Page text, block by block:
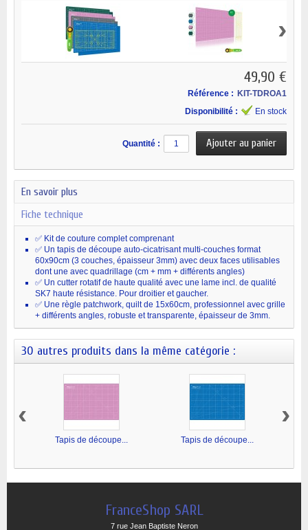
›
49,90 €
Référence : KIT-TDROA1
Disponibilité :
En stock
Quantité :
En savoir plus
Fiche technique
✅ Kit de couture complet comprenant
✅ Un tapis de découpe auto-cicatrisant multi-couches format
60x90cm (3 couches, épaisseur 3mm) avec deux faces utilisables
dont une avec quadrillage (cm + mm + différents angles)
✅ Un cutter rotatif de haute qualité avec une lame incl. de qualité
SK7 haute résistance. Pour droitier et gaucher.
✅ Une règle patchwork, quilt de 15x60cm, professionnel avec grille
+ différents angles, robuste et transparente, épaisseur de 3mm.
30 autres produits dans la même catégorie :
Tapis de découpe... Tapis de découpe...
‹ ›
FranceShop SARL
7 rue Jean Baptiste Neron